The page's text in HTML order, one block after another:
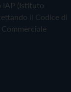
IAP (Istituto
il Codice di